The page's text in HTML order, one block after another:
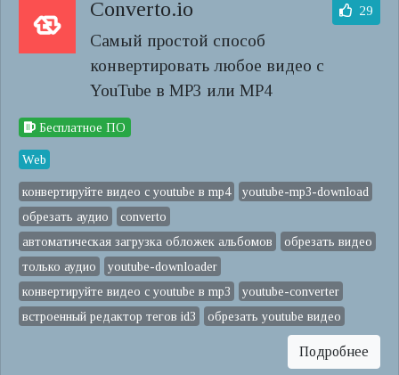
Converto.io
Самый простой способ
конвертировать любое видео с
YouTube в MP3 или MP4
29
Бесплатное ПО
Web
конвертируйте видео с youtube в mp4
youtube-mp3-download
обрезать аудио
converto
автоматическая загрузка обложек альбомов
обрезать видео
только аудио
youtube-downloader
конвертируйте видео с youtube в mp3
youtube-converter
встроенный редактор тегов id3
обрезать youtube видео
Подробнее